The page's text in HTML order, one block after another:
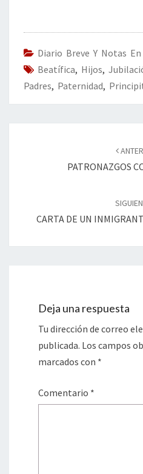
o
o
k
er dI
n
l
Diario Breve Y Notas
Beatífica, Hijos,
Padres, Paternidad,
PATRONAZGOS
CARTA DE UN
Deja una respuesta
Tu dirección de correo
publicada. Los campos
marcados con *
Comentario *